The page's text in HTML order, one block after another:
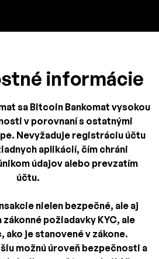
informácie
sa Bitcoin Bankomat vysokou
v porovnaní s ostatnými
Nevyžaduje registráciu účtu
aplikácií, čím chráni
údajov alebo prevzatím
účtu.
nielen bezpečné, ale aj
požiadavky KYC, ale
ako je stanovené v zákone.
možnú úroveň bezpečnosti a